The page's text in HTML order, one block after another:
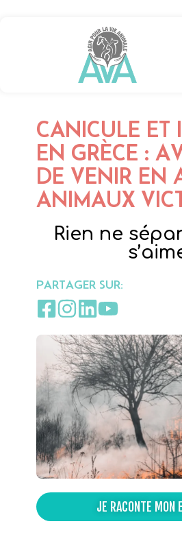
CANICULE ET
EN GRÈCE :
DE VENIR EN
ANIMAUX
Rien ne
PARTAGER SUR:
JE RACONTE MON